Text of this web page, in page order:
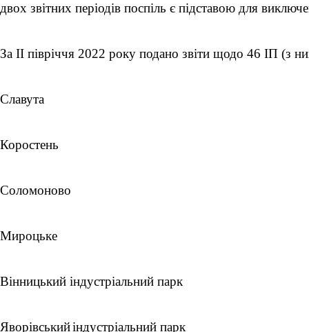
двох звітних періодів поспіль є підставою для
За ІІ півріччя 2022 року подано звіти щодо 46 ІП
Славута
Коростень
Соломоново
Мироцьке
Вінницький індустріальний парк
Яворівськийіндустріальний парк